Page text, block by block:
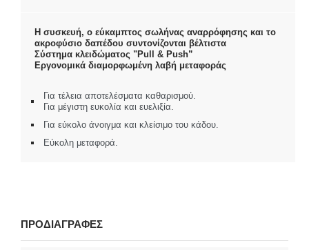
Η συσκευή, ο εύκαμπτος σωλήνας αναρρόφησης και το
ακροφύσιο δαπέδου συντονίζονται βέλτιστα
Σύστημα κλειδώματος "Pull & Push”
Εργονομικά διαμορφωμένη λαβή μεταφοράς
Για τέλεια αποτελέσματα καθαρισμού.
Για μέγιστη ευκολία και ευελιξία.
Για εύκολο άνοιγμα και κλείσιμο του κάδου.
Εύκολη μεταφορά.
ΠΡΟΔΙΑΓΡΑΦΕΣ